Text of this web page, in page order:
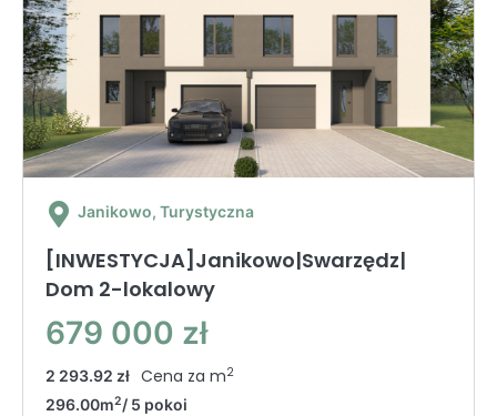
Janikowo, Turystyczna
[INWESTYCJA]Janikowo|Swarzędz|
Dom 2-lokalowy
679 000 zł
2 293.92 zł Cena za m2
296.00m2/ 5 pokoi